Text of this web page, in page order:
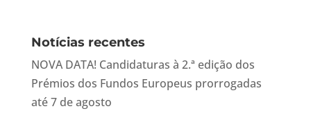
Notícias recentes
NOVA DATA! Candidaturas à 2.ª edição dos
Prémios dos Fundos Europeus prorrogadas
até 7 de agosto